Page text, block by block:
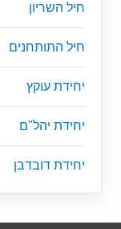
חיל השריון
חיל התותחנים
יחידת עוקץ
יחידת יהל"ם
יחידת דובדבן